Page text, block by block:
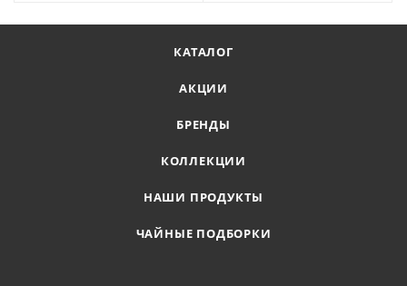
КАТАЛОГ
АКЦИИ
БРЕНДЫ
КОЛЛЕКЦИИ
НАШИ ПРОДУКТЫ
ЧАЙНЫЕ ПОДБОРКИ